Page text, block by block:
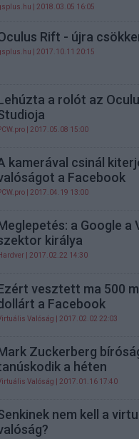
| 2018.03.05 16:05
Rift - újra
| 2017.10.11 20:15
a rolót az
| 2017.05.08 15:00
kamerával csinál
a Facebook
| 2017.04.19 13:00
a Google a
királya
| 2017.02.22 14:30
vesztett ma 500
a Facebook
Valóság | 2017.02.02 22:03
Zuckerberg
a héten
Valóság | 2017.01.16 17:40
nem kell a